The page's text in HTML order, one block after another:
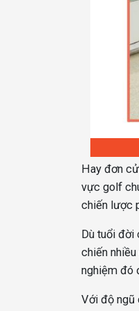
Hay đơn
vực golf
chiến lược
Dù tuổi đời
chiến
nghiệm đó
Với độ ngũ